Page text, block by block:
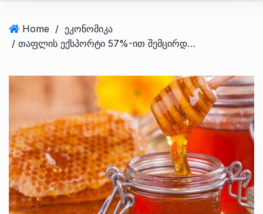
Home / ეკონომიკა
/ თაფლის ექსპორტი 57%-ით შემცირდა, იმპორტი – 82%-ით – საიდან ვყიდულობთ/ვყიდით პროდუქციას?